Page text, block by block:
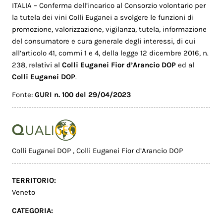
ITALIA – Conferma dell’incarico al Consorzio volontario per
la tutela dei vini Colli Euganei a svolgere le funzioni di
promozione, valorizzazione, vigilanza, tutela, informazione
del consumatore e cura generale degli interessi, di cui
all’articolo 41, commi 1 e 4, della legge 12 dicembre 2016, n.
238, relativi alColli Euganei Fior d’Arancio DOPed al
Colli Euganei DOP.
Fonte:GURI n. 100 del 29/04/2023
Colli Euganei DOP,Colli Euganei Fior d’Arancio DOP
TERRITORIO:
Veneto
CATEGORIA: